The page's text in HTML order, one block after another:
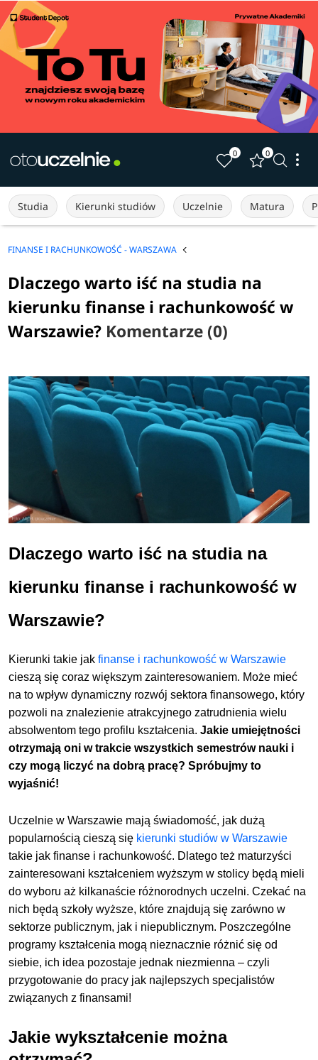
0 0
Studia Kierunki studiów Uczelnie Matura
FINANSE I RACHUNKOWOŚĆ - WARSZAWA
Dlaczego warto iść na studia na
kierunku finanse i rachunkowość w
Warszawie? Komentarze (0)
Dlaczego warto iść na studia na
kierunku finanse i rachunkowość w
Warszawie?
Kierunki takie jakfinanse i rachunkowość w Warszawie
cieszą się coraz większym zainteresowaniem. Może mieć
na to wpływ dynamiczny rozwój sektora finansowego, który
pozwoli na znalezienie atrakcyjnego zatrudnienia wielu
absolwentom tego profilu kształcenia.Jakie umiejętności
otrzymają oni w trakcie wszystkich semestrów nauki i
czy mogą liczyć na dobrą pracę? Spróbujmy to
wyjaśnić!
Uczelnie w Warszawie mają świadomość, jak dużą
popularnością cieszą się kierunki studiów w Warszawie
takie jak finanse i rachunkowość. Dlatego też maturzyści
zainteresowani kształceniem wyższym w stolicy będą mieli
do wyboru aż kilkanaście różnorodnych uczelni. Czekać na
nich będą szkoły wyższe, które znajdują się zarówno w
sektorze publicznym, jak i niepublicznym. Poszczególne
programy kształcenia mogą nieznacznie różnić się od
siebie, ich idea pozostaje jednak niezmienna – czyli
przygotowanie do pracy jak najlepszych specjalistów
związanych z finansami!
Jakie wykształcenie można